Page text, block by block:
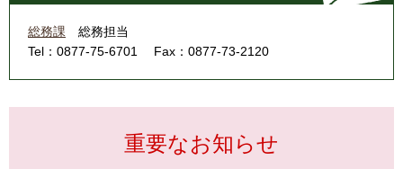
総務課
総務担当
Tel：0877-75-6701
Fax：0877-73-2120
重要なお知らせ